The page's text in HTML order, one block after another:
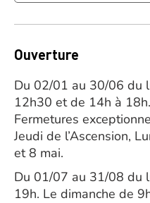
Ouverture
Du 02/01 au 30/06 du
12h30 et de 14h à 18h.
Fermetures
Jeudi de l’Ascension,
et 8 mai.
Du 01/07 au 31/08 du
19h. Le dimanche de